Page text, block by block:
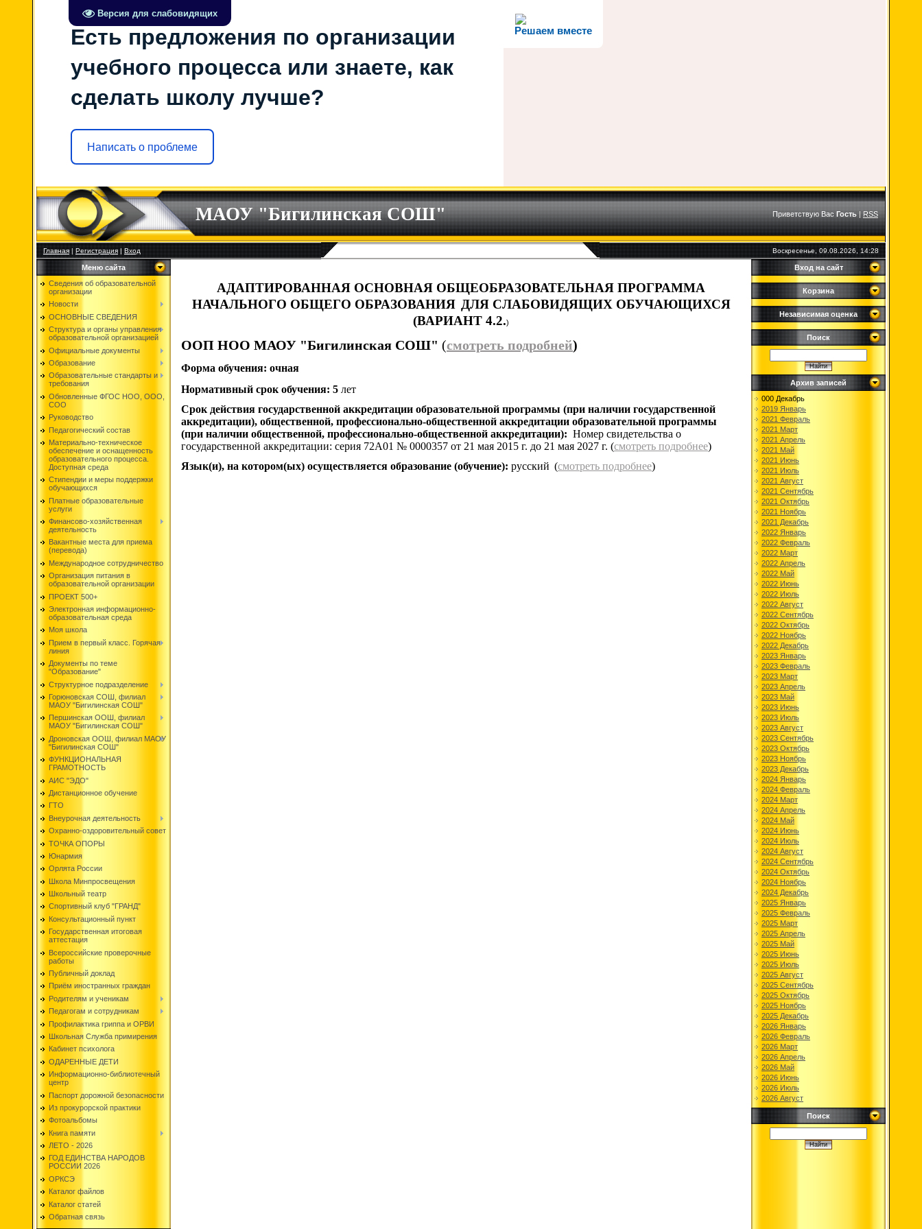
Версия для слабовидящих
Решаем вместе
Есть предложения по организации
учебного процесса или знаете, как
сделать школу лучше?
Написать о проблеме
МАОУ "Бигилинская СОШ" Приветствую Вас Гость|RSS
Главная|Регистрация|Вход Воскресенье, 09.08.2026, 14:28
Меню сайта
Сведения об образовательной
организации
Новости
ОСНОВНЫЕ СВЕДЕНИЯ
Структура и органы управления
образовательной организацией
Официальные документы
Образование
Образовательные стандарты и
требования
Обновленные ФГОС НОО, ООО,
СОО
Руководство
Педагогический состав
Материально-техническое
обеспечение и оснащенность
образовательного процесса.
Доступная среда
Стипендии и меры поддержки
обучающихся
Платные образовательные
услуги
Финансово-хозяйственная
деятельность
Вакантные места для приема
(перевода)
Международное сотрудничество
Организация питания в
образовательной организации
ПРОЕКТ 500+
Электронная информационно-
образовательная среда
Моя школа
Прием в первый класс. Горячая
линия
Документы по теме
"Образование"
Структурное подразделение
Горюновская СОШ, филиал
МАОУ "Бигилинская СОШ"
Першинская ООШ, филиал
МАОУ "Бигилинская СОШ"
Дроновская ООШ, филиал МАОУ
"Бигилинская СОШ"
ФУНКЦИОНАЛЬНАЯ
ГРАМОТНОСТЬ
АИС "ЭДО"
Дистанционное обучение
ГТО
Внеурочная деятельность
Охранно-оздоровительный совет
ТОЧКА ОПОРЫ
Юнармия
Орлята России
Школа Минпросвещения
Школьный театр
Спортивный клуб "ГРАНД"
Консультационный пункт
Государственная итоговая
аттестация
Всероссийские проверочные
работы
Публичный доклад
Приём иностранных граждан
Родителям и ученикам
Педагогам и сотрудникам
Профилактика гриппа и ОРВИ
Школьная Служба примирения
Кабинет психолога
ОДАРЕННЫЕ ДЕТИ
Информационно-библиотечный
центр
Паспорт дорожной безопасности
Из прокурорской практики
Фотоальбомы
Книга памяти
ЛЕТО - 2026
ГОД ЕДИНСТВА НАРОДОВ
РОССИИ 2026
ОРКСЭ
Каталог файлов
Каталог статей
Обратная связь
АДАПТИРОВАННАЯ ОСНОВНАЯ ОБЩЕОБРАЗОВАТЕЛЬНАЯ ПРОГРАММА
НАЧАЛЬНОГО ОБЩЕГО ОБРАЗОВАНИЯ ДЛЯ СЛАБОВИДЯЩИХ ОБУЧАЮЩИХСЯ
(ВАРИАНТ 4.2.)
ООП НОО МАОУ "Бигилинская СОШ" (смотреть подробней)
Форма обучения: очная
Нормативный срок обучения: 5 лет
Срок действия государственной аккредитации образовательной программы (при наличии государственной
аккредитации), общественной, профессионально-общественной аккредитации образовательной программы
(при наличии общественной, профессионально-общественной аккредитации): Номер свидетельства о
государственной аккредитации: серия 72А01 № 0000357 от 21 мая 2015 г. до 21 мая 2027 г. (смотреть подробнее)
Язык(и), на котором(ых) осуществляется образование (обучение): русский (смотреть подробнее)
Вход на сайт
Корзина
Независимая оценка
Поиск
Архив записей
000 Декабрь
2019 Январь
2021 Февраль
2021 Март
2021 Апрель
2021 Май
2021 Июнь
2021 Июль
2021 Август
2021 Сентябрь
2021 Октябрь
2021 Ноябрь
2021 Декабрь
2022 Январь
2022 Февраль
2022 Март
2022 Апрель
2022 Май
2022 Июнь
2022 Июль
2022 Август
2022 Сентябрь
2022 Октябрь
2022 Ноябрь
2022 Декабрь
2023 Январь
2023 Февраль
2023 Март
2023 Апрель
2023 Май
2023 Июнь
2023 Июль
2023 Август
2023 Сентябрь
2023 Октябрь
2023 Ноябрь
2023 Декабрь
2024 Январь
2024 Февраль
2024 Март
2024 Апрель
2024 Май
2024 Июнь
2024 Июль
2024 Август
2024 Сентябрь
2024 Октябрь
2024 Ноябрь
2024 Декабрь
2025 Январь
2025 Февраль
2025 Март
2025 Апрель
2025 Май
2025 Июнь
2025 Июль
2025 Август
2025 Сентябрь
2025 Октябрь
2025 Ноябрь
2025 Декабрь
2026 Январь
2026 Февраль
2026 Март
2026 Апрель
2026 Май
2026 Июнь
2026 Июль
2026 Август
Поиск